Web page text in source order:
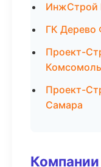
ИнжСтрой
ГК Дерево
Проект-
Проект-
Самара
Компании